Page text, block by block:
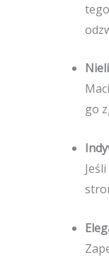
go